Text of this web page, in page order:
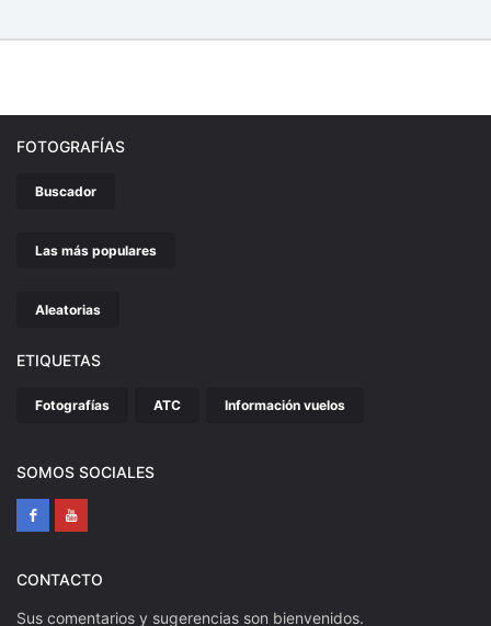
FOTOGRAFÍAS
Buscador
Las más populares
Aleatorias
ETIQUETAS
Fotografías ATC Información vuelos
SOMOS SOCIALES
CONTACTO
Sus comentarios y sugerencias son bienvenidos.